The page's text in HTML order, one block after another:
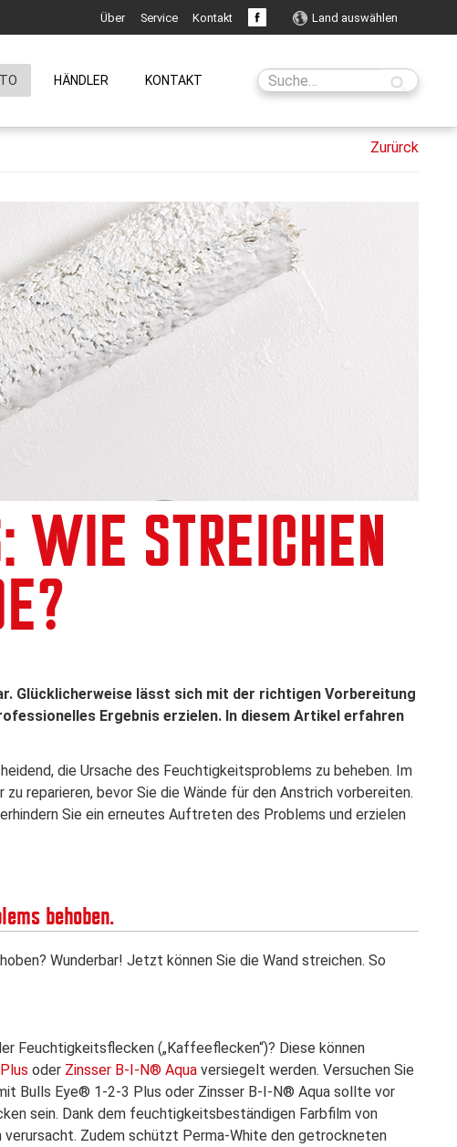
Land auswählen
Über Service Kontakt
HÄNDLER KONTAKT
WIE STREICHEN
Glücklicherweise lässt sich mit der richtigen Vorbereitung
Ergebnis erzielen. In diesem Artikel erfahren
die Ursache des Feuchtigkeitsproblems zu beheben. Im
reparieren, bevor Sie die Wände für den Anstrich vorbereiten.
Sie ein erneutes Auftreten des Problems und erzielen
behoben.
Wunderbar! Jetzt können Sie die Wand streichen. So
Feuchtigkeitsflecken („Kaffeeflecken“)? Diese können
oder Zinsser B-I-N® Aqua versiegelt werden. Versuchen Sie
Bulls Eye® 1-2-3 Plus oder Zinsser B-I-N® Aqua sollte vor
sein. Dank dem feuchtigkeitsbeständigen Farbfilm von
Zudem schützt Perma-White den getrockneten